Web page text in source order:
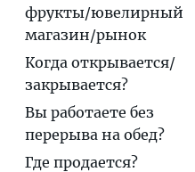
фрукты/ювелирный
магазин/рынок
Когда открывается/
закрывается?
Вы работаете без
перерыва на обед?
Где продается?